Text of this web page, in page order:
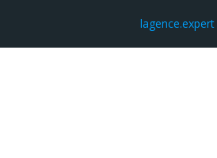
lagence.expert